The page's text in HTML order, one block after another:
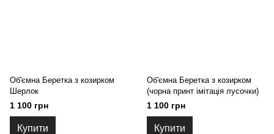
Об'ємна Беретка з козирком
Шерлок
1 100 грн
Купити
Об'ємна Беретка з козирком
(чорна принт імітація лусочки)
1 100 грн
Купити